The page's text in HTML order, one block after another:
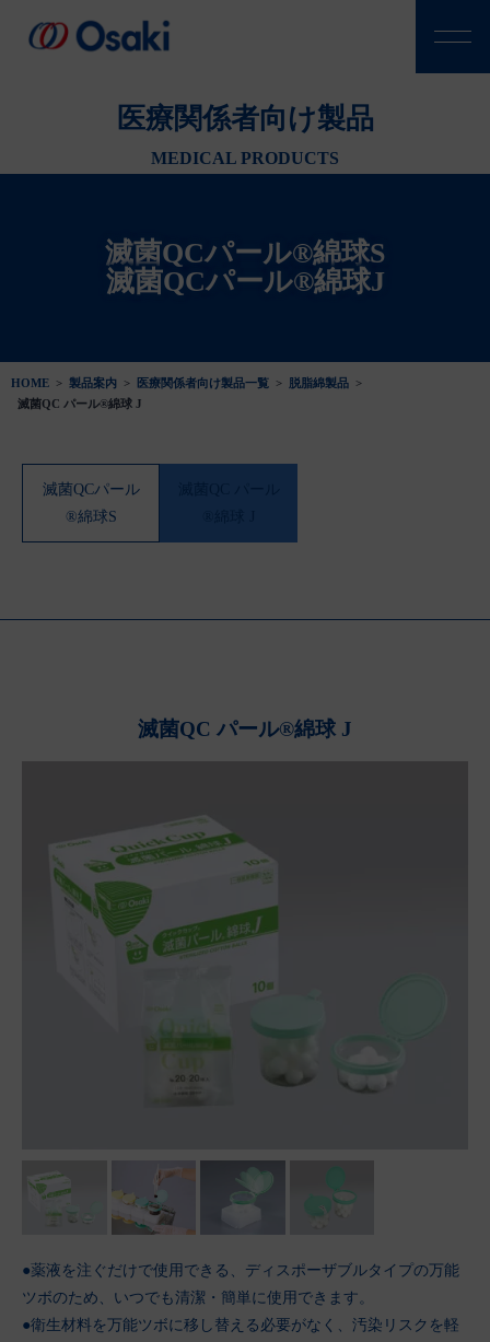
医療関係者向け製品
MEDICAL PRODUCTS
滅菌QCパール®綿球S
滅菌QCパール®綿球J
HOME > 製品案内 > 医療関係者向け製品一覧 > 脱脂綿製品 >
滅菌QC パール®綿球 J
滅菌QCパール
®綿球S
滅菌QC パール®綿球 J
●薬液を注ぐだけで使用できる、ディスポーザブルタイプの万能
ツボのため、いつでも清潔・簡単に使用できます。
●衛生材料を万能ツボに移し替える必要がなく、汚染リスクを軽